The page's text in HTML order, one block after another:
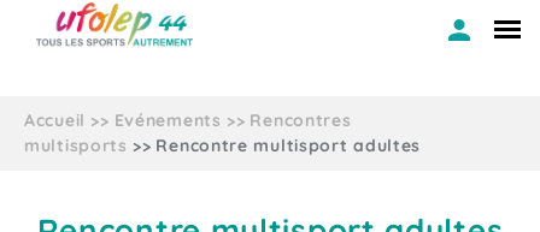
Accueil Evénements
Rencontres
multisports
Rencontre multisport adultes